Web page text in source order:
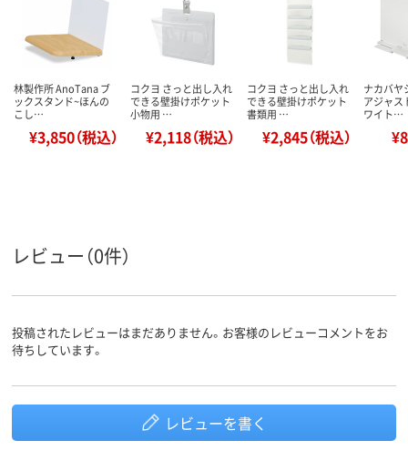
林製作所 AnoTana ブ
ックスタンド~ほんの
こし…
¥3,850（税込）
コクヨ さっと出し入れ
できる壁掛けポケット
小物用 …
¥2,118（税込）
コクヨ さっと出し入れ
できる壁掛けポケット
書類用 …
¥2,845（税込）
ナカバヤ
アジャス
ワイト…
レビュー（0件）
投稿されたレビューはまだありません。お客様のレビューコメントをお
待ちしています。
レビューを書く